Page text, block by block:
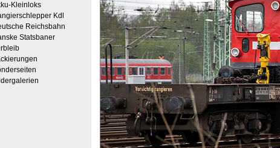
Kleinloks
Kdl
Reichsbahn
Statsbaner